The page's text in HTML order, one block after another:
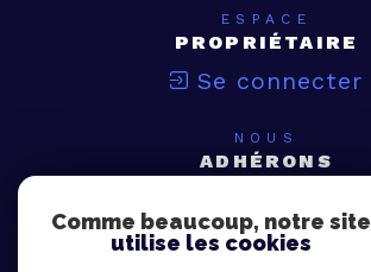
ESPACE
PROPRIÉTAIRE
Se connecter
NOUS
ADHÉRONS
Comme beaucoup, notre site
utilise les cookies